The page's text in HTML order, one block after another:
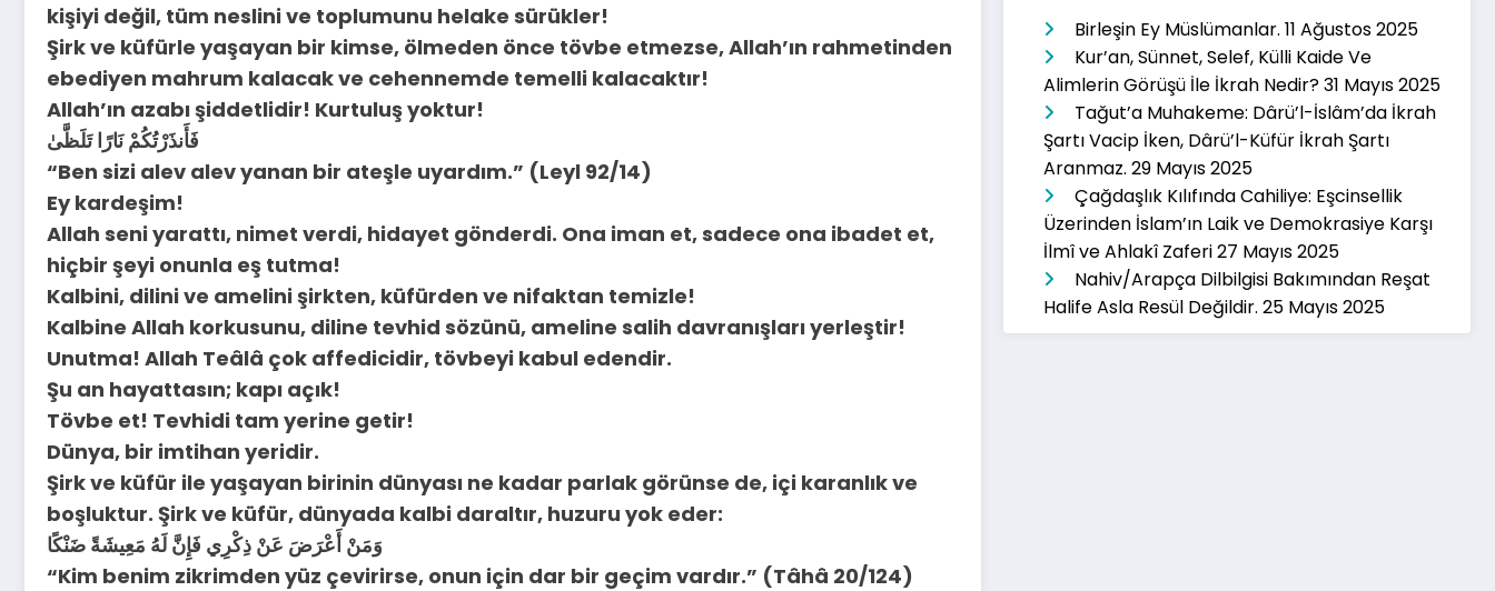
kişiyi değil, tüm neslini ve toplumunu helake sürükler!
Şirk ve küfürle yaşayan bir kimse, ölmeden önce tövbe etmezse, Allah’ın rahmetinden
ebediyen mahrum kalacak ve cehennemde temelli kalacaktır!
Allah’ın azabı şiddetlidir! Kurtuluş yoktur!
فَأَنذَرْتُكُمْ نَارًا تَلَظَّىٰ
“Ben sizi alev alev yanan bir ateşle uyardım.” (Leyl 92/14)
Ey kardeşim!
Allah seni yarattı, nimet verdi, hidayet gönderdi. Ona iman et, sadece ona ibadet et,
hiçbir şeyi onunla eş tutma!
Kalbini, dilini ve amelini şirkten, küfürden ve nifaktan temizle!
Kalbine Allah korkusunu, diline tevhid sözünü, ameline salih davranışları yerleştir!
Unutma! Allah Teâlâ çok affedicidir, tövbeyi kabul edendir.
Şu an hayattasın; kapı açık!
Tövbe et! Tevhidi tam yerine getir!
Dünya, bir imtihan yeridir.
Şirk ve küfür ile yaşayan birinin dünyası ne kadar parlak görünse de, içi karanlık ve
boşluktur. Şirk ve küfür, dünyada kalbi daraltır, huzuru yok eder:
وَمَنْ أَعْرَضَ عَنْ ذِكْرِي فَإِنَّ لَهُ مَعِيشَةً ضَنْكًا
“Kim benim zikrimden yüz çevirirse, onun için dar bir geçim vardır.” (Tâhâ 20/124)
Birleşin Ey Müslümanlar. 11 Ağustos 2025
Kur’an, Sünnet, Selef, Külli Kaide Ve
Alimlerin Görüşü İle İkrah Nedir?31 Mayıs 2025
Tağut’a Muhakeme: Dârü’l-İslâm’da İkrah
Şartı Vacip İken, Dârü’l-Küfür İkrah Şartı
Aranmaz. 29 Mayıs 2025
Çağdaşlık Kılıfında Cahiliye: Eşcinsellik
Üzerinden İslam’ın Laik ve Demokrasiye Karşı
İlmî ve Ahlakî Zaferi27 Mayıs 2025
Nahiv/Arapça Dilbilgisi Bakımından Reşat
Halife Asla Resül Değildir. 25 Mayıs 2025